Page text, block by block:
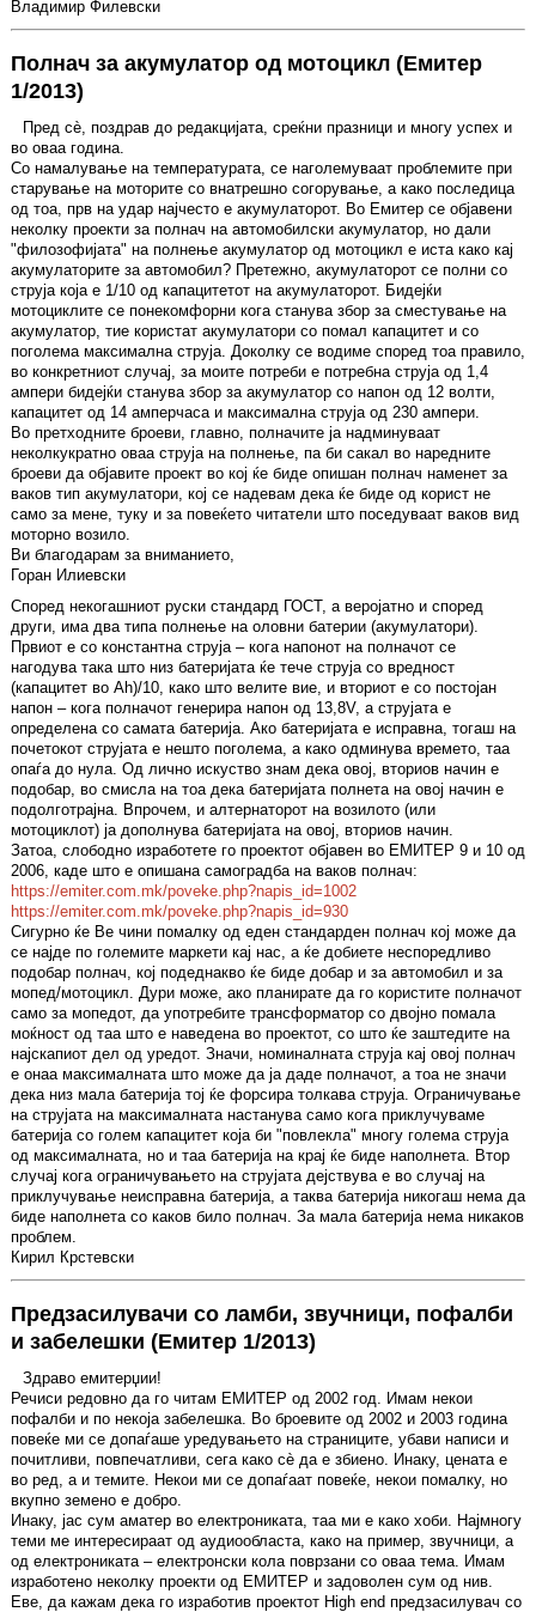
Владимир Филевски
Полнач за акумулатор од мотоцикл (Емитер
1/2013)
Пред сè, поздрав до редакцијата, среќни празници и многу успех и
во оваа година.
Со намалување на температурата, се наголемуваат проблемите при
старување на моторите со внатрешно согорување, а како последица
од тоа, прв на удар најчесто е акумулаторот. Во Емитер се објавени
неколку проекти за полнач на автомобилски акумулатор, но дали
"филозофијата" на полнење акумулатор од мотоцикл е иста како кај
акумулаторите за автомобил? Претежно, акумулаторот се полни со
струја која е 1/10 од капацитетот на акумулаторот. Бидејќи
мотоциклите се понекомфорни кога станува збор за сместување на
акумулатор, тие користат акумулатори со помал капацитет и со
поголема максимална струја. Доколку се водиме според тоа правило,
во конкретниот случај, за моите потреби е потребна струја од 1,4
ампери бидејќи станува збор за акумулатор со напон од 12 волти,
капацитет од 14 амперчаса и максимална струја од 230 ампери.
Во претходните броеви, главно, полначите ја надминуваат
неколкукратно оваа струја на полнење, па би сакал во наредните
броеви да објавите проект во кој ќе биде опишан полнач наменет за
ваков тип акумулатори, кој се надевам дека ќе биде од корист не
само за мене, туку и за повеќето читатели што поседуваат ваков вид
моторно возило.
Ви благодарам за вниманието,
Горан Илиевски
Според некогашниот руски стандард ГОСТ, а веројатно и според
други, има два типа полнење на оловни батерии (акумулатори).
Првиот е со константна струја – кога напонот на полначот се
нагодува така што низ батеријата ќе тече струја со вредност
(капацитет во Ah)/10, како што велите вие, и вториот е со постојан
напон – кога полначот генерира напон од 13,8V, а струјата е
определена со самата батерија. Ако батеријата е исправна, тогаш на
почетокот струјата е нешто поголема, а како одминува времето, таа
опаѓа до нула. Од лично искуство знам дека овој, вториов начин е
подобар, во смисла на тоа дека батеријата полнета на овој начин е
подолготрајна. Впрочем, и алтернаторот на возилото (или
мотоциклот) ја дополнува батеријата на овој, вториов начин.
Затоа, слободно изработете го проектот објавен во ЕМИТЕР 9 и 10 од
2006, каде што е опишана самоградба на ваков полнач:
https://emiter.com.mk/poveke.php?napis_id=1002
https://emiter.com.mk/poveke.php?napis_id=930
Сигурно ќе Ве чини помалку од еден стандарден полнач кој може да
се најде по големите маркети кај нас, а ќе добиете неспоредливо
подобар полнач, кој подеднакво ќе биде добар и за автомобил и за
мопед/мотоцикл. Дури може, ако планирате да го користите полначот
само за мопедот, да употребите трансформатор со двојно помала
моќност од таа што е наведена во проектот, со што ќе заштедите на
најскапиот дел од уредот. Значи, номиналната струја кај овој полнач
е онаа максималната што може да ја даде полначот, а тоа не значи
дека низ мала батерија тој ќе форсира толкава струја. Ограничување
на струјата на максималната настанува само кога приклучуваме
батерија со голем капацитет која би "повлекла" многу голема струја
од максималната, но и таа батерија на крај ќе биде наполнета. Втор
случај кога ограничувањето на струјата дејствува е во случај на
приклучување неисправна батерија, а таква батерија никогаш нема да
биде наполнета со каков било полнач. За мала батерија нема никаков
проблем.
Кирил Крстевски
Предзасилувачи со ламби, звучници, пофалби
и забелешки (Емитер 1/2013)
Здраво емитерџии!
Речиси редовно да го читам ЕМИТЕР од 2002 год. Имам некои
пофалби и по некоја забелешка. Во броевите од 2002 и 2003 година
повеќе ми се допаѓаше уредувањето на страниците, убави написи и
почитливи, повпечатливи, сега како сè да е збиено. Инаку, цената е
во ред, а и темите. Некои ми се допаѓаат повеќе, некои помалку, но
вкупно земено е добро.
Инаку, јас сум аматер во електрониката, таа ми е како хоби. Најмногу
теми ме интересираат од аудиообласта, како на пример, звучници, а
од електрониката – електронски кола поврзани со оваа тема. Имам
изработено неколку проекти од ЕМИТЕР и задоволен сум од нив.
Еве, да кажам дека го изработив проектот High end предзасилувач со